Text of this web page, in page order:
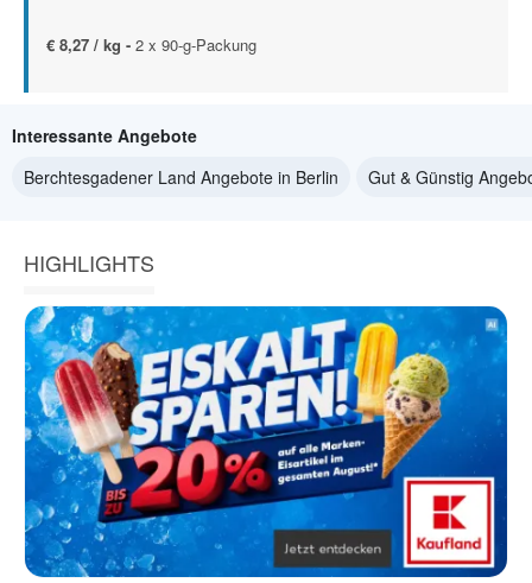
€ 8,27 / kg - 2 x 90-g-Packung
Interessante Angebote
Berchtesgadener Land Angebote in Berlin
Gut & Günstig
HIGHLIGHTS